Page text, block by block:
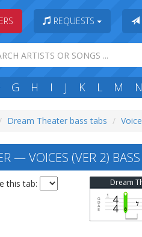
REQUESTS
G H I J K L M N
Dream Theater bass tabs
— VOICES (VER 2)
this tab: Dream